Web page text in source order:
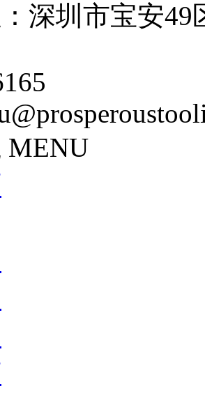
深圳市宝安
MENU